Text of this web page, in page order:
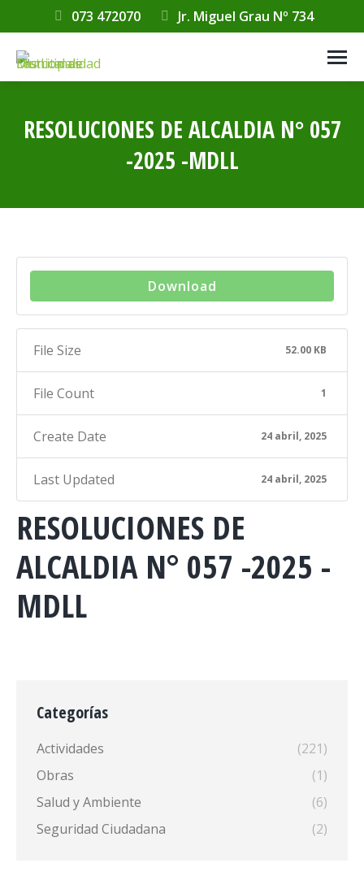
073 472070 Jr. Miguel Grau Nº 734
RESOLUCIONES DE ALCALDIA N° 057
-2025 -MDLL
Download
File Size 52.00 KB
File Count 1
Create Date 24 abril, 2025
Last Updated 24 abril, 2025
RESOLUCIONES DE
ALCALDIA N° 057 -2025 -
MDLL
Categorías
Actividades
(221)
Obras
(1)
Salud y Ambiente
(6)
Seguridad Ciudadana
(2)